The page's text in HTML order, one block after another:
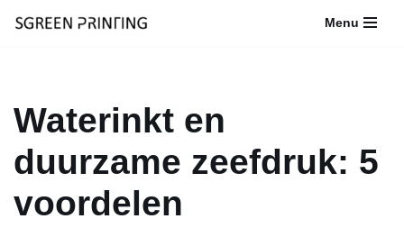
inhoud
Menu
Waterinkt en
duurzame zeefdruk: 5
voordelen